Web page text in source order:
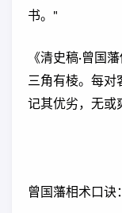
书。"
《清史稿·曾国
三角有棱。每对
记其优劣，无或
曾国藩相术口诀：